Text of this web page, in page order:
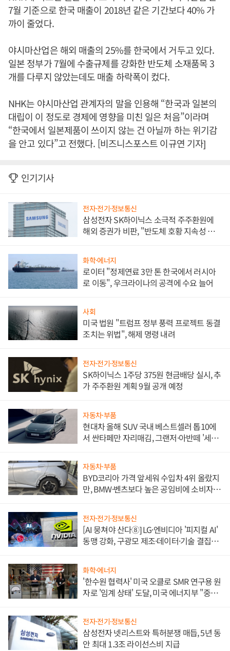
7월 기준으로 한국 매출이 2018년 같은 기간보다 40% 가
까이 줄었다.
야시마산업은 해외 매출의 25%를 한국에서 거두고 있다.
일본 정부가 7월에 수출규제를 강화한 반도체 소재품목 3
개를 다루지 않았는데도 매출 하락폭이 컸다.
NHK는 야시마산업 관계자의 말을 인용해 “한국과 일본의
대립이 이 정도로 경제에 영향을 미친 일은 처음”이라며
“한국에서 일본제품이 쓰이지 않는 건 아닐까 하는 위기감
을 안고 있다”고 전했다. [비즈니스포스트 이규연 기자]
인기기사
전자·전기·정보통신
삼성전자 SK하이닉스 소극적 주주환원에
해외 증권가 비판, "반도체 호황 지속성 의
화학·에너지
로이터 "정제연료 3만 톤 한국에서 러시아
로 이동", 우크라이나의 공격에 수요 늘어
사회
미국 법원 "트럼프 정부 풍력 프로젝트 동결
조치는 위법", 해제 명령 내려
전자·전기·정보통신
SK하이닉스 1주당 375원 현금배당 실시, 추
가 주주환원 계획 9월 공개 예정
자동차·부품
현대차 올해 SUV 국내 베스트셀러 톱10에
서 싼타페만 자리매김, 그랜저·아반떼 '세단
자동차·부품
BYD코리아 가격 앞세워 수입차 4위 올랐지
만, BMW·벤츠보다 높은 공임비에 소비자
전자·전기·정보통신
[AI 뭉쳐야 산다⑧] LG·엔비디아 '피지컬 AI'
동맹 강화, 구광모 제조·데이터·기술 결집
화학·에너지
'한수원 협력사' 미국 오클로 SMR 연구용 원
자로 '임계 상태' 도달, 미국 에너지부 "중요
전자·전기·정보통신
삼성전자 넷리스트와 특허분쟁 매듭, 5년 동
안 최대 1.3조 라이선스비 지급